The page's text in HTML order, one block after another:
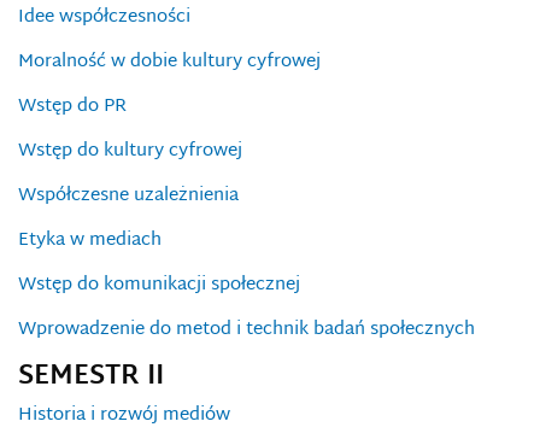
Idee współczesności
Moralność w dobie kultury cyfrowej
Wstęp do PR
Wstęp do kultury cyfrowej
Współczesne uzależnienia
Etyka w mediach
Wstęp do komunikacji społecznej
Wprowadzenie do metod i technik badań społecznych
SEMESTR II
Historia i rozwój mediów